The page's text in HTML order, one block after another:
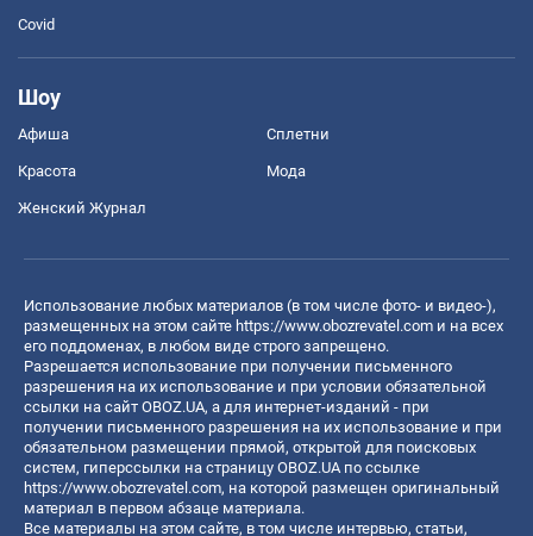
Covid
Шоу
Афиша Сплетни
Красота Мода
Женский Журнал
Использование любых материалов (в том числе фото- и видео-),
размещенных на этом сайте https://www.obozrevatel.com и на всех
его поддоменах, в любом виде строго запрещено.
Разрешается использование при получении письменного
разрешения на их использование и при условии обязательной
ссылки на сайт OBOZ.UA, а для интернет-изданий - при
получении письменного разрешения на их использование и при
обязательном размещении прямой, открытой для поисковых
систем, гиперссылки на страницу OBOZ.UA по ссылке
https://www.obozrevatel.com, на которой размещен оригинальный
материал в первом абзаце материала.
Все материалы на этом сайте, в том числе интервью, статьи,